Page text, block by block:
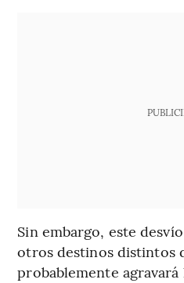
Sin embargo, este
otros destinos distintos
probablemente